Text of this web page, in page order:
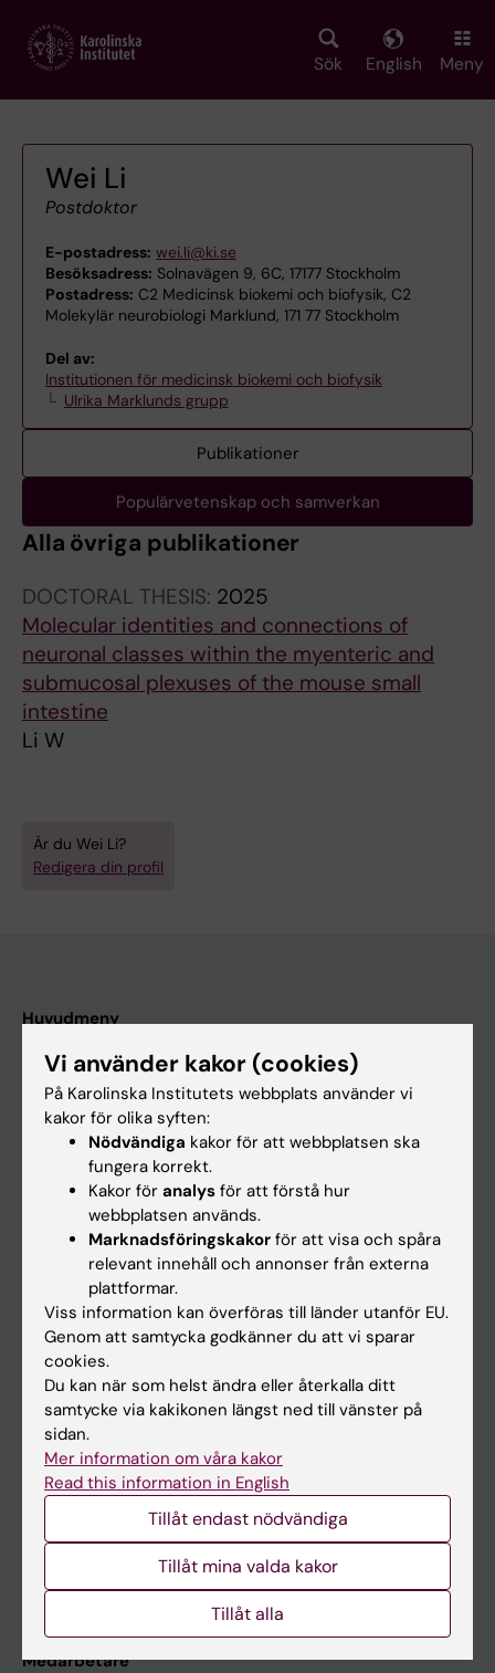
main
Sök English Meny
Wei Li
Postdoktor
E-postadress: wei.li@ki.se
Besöksadress: Solnavägen 9, 6C, 17177 Stockholm
Postadress: C2 Medicinsk biokemi och biofysik, C2
Molekylär neurobiologi Marklund, 171 77 Stockholm
Del av:
Institutionen för medicinsk biokemi och biofysik
Ulrika Marklunds grupp
Publikationer
Populärvetenskap och samverkan
Alla övriga publikationer
DOCTORAL THESIS: 2025
Molecular identities and connections of
neuronal classes within the myenteric and
submucosal plexuses of the mouse small
intestine
Li W
Är du Wei Li?
Redigera din profil
Huvudmeny
Utbildning
Forskarutbildning
Forskning
På gång
Kalender
Student
Ladok
Canvas
Schema
Kurs- och programwebbar
Student på KI
Medarbetare
Vi använder kakor (cookies)
På Karolinska Institutets webbplats använder vi
kakor för olika syften:
Nödvändiga kakor för att webbplatsen ska
fungera korrekt.
Kakor för analys för att förstå hur
webbplatsen används.
Marknadsföringskakor för att visa och spåra
relevant innehåll och annonser från externa
plattformar.
Viss information kan överföras till länder utanför EU.
Genom att samtycka godkänner du att vi sparar
cookies.
Du kan när som helst ändra eller återkalla ditt
samtycke via kakikonen längst ned till vänster på
sidan.
Mer information om våra kakor
Read this information in English
Tillåt endast nödvändiga
Tillåt mina valda kakor
Tillåt alla